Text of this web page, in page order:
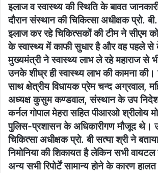
इलाज व स्वास्थ्य की स्थिति के बावत
दौरान संस्थान की चिकित्सा अधीक्षक प्रो.
इलाज कर रहे चिकित्सकों की टीम ने सीएम को
के स्वास्थ्य में काफी सुधार है और वह पहले से
मुख्यमंत्री ने स्वास्थ्य लाभ ले रहे महाराज से
उनके शीघ्र ही स्वास्थ्य लाभ की कामना
साथ क्षेत्रीय विधायक प्रेम चन्द अग्रवाल,
अध्यक्ष कुसुम कण्डवाल, संस्थान के उप
कर्नल गोपाल मेहरा सहित पीआरओ श्रीलोय
पुलिस-प्रशासन के अधिकारीगण मौजूद थे।
चिकित्सा अधीक्षक प्रो. बी सत्या श्री ने
निमोनिया की शिकायत है लेकिन सभी
अन्य सभी रिपोर्टें सामान्य होने के कारण